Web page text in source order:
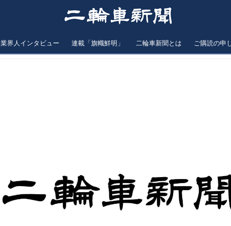
業界人インタビュー 連載「旗幟鮮明」 二輪車新聞とは ご購読の申